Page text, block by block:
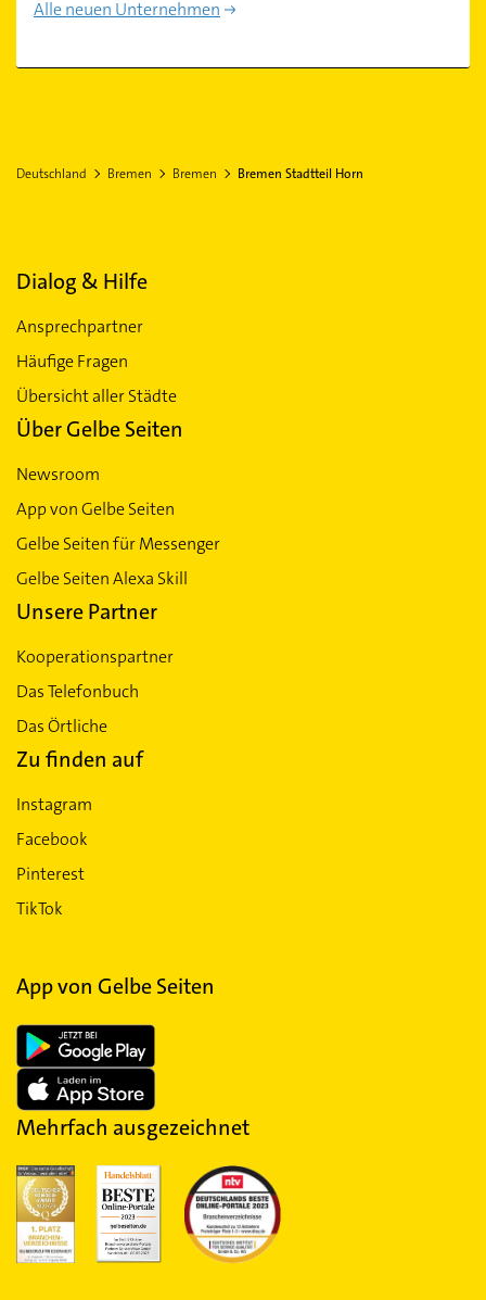
Alle neuen Unternehmen
Deutschland Bremen Bremen Bremen Stadtteil Horn
Dialog & Hilfe
Ansprechpartner
Häufige Fragen
Übersicht aller Städte
Über Gelbe Seiten
Newsroom
App von Gelbe Seiten
Gelbe Seiten für Messenger
Gelbe Seiten Alexa Skill
Unsere Partner
Kooperationspartner
Das Telefonbuch
Das Örtliche
Zu finden auf
Instagram
Facebook
Pinterest
TikTok
App von Gelbe Seiten
Mehrfach ausgezeichnet